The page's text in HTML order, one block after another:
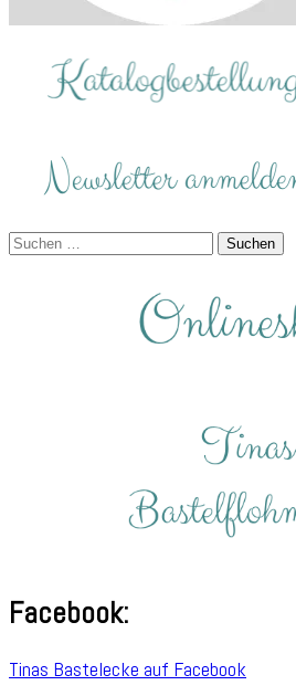
Suchen
Facebook:
Tinas Bastelecke auf Facebook